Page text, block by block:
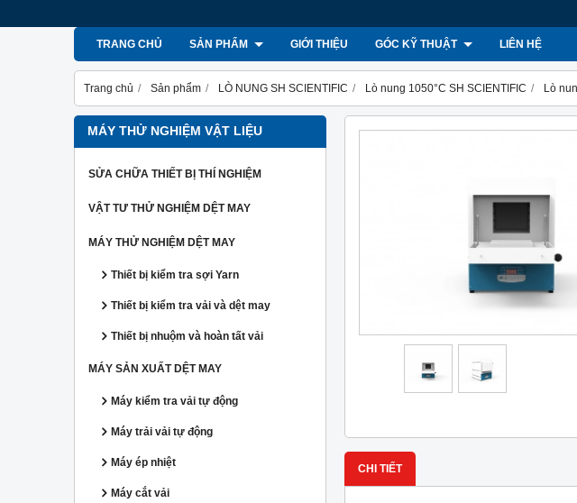
TRANG CHỦ SẢN PHẨM GIỚI THIỆU GÓC KỸ THUẬT LIÊN HỆ
Trang chủ Sản phẩm LÒ NUNG SH SCIENTIFIC Lò nung 1050°C SH SCIENTIFIC Lò
MÁY THỬ NGHIỆM VẬT LIỆU
SỬA CHỮA THIẾT BỊ THÍ NGHIỆM
VẬT TƯ THỬ NGHIỆM DỆT MAY
MÁY THỬ NGHIỆM DỆT MAY
Thiết bị kiểm tra sợi Yarn
Thiết bị kiểm tra vải và dệt may
Thiết bị nhuộm và hoàn tất vải
MÁY SẢN XUẤT DỆT MAY
Máy kiểm tra vải tự động
Máy trải vải tự động
Máy ép nhiệt
Máy cắt vải
CHI TIẾT